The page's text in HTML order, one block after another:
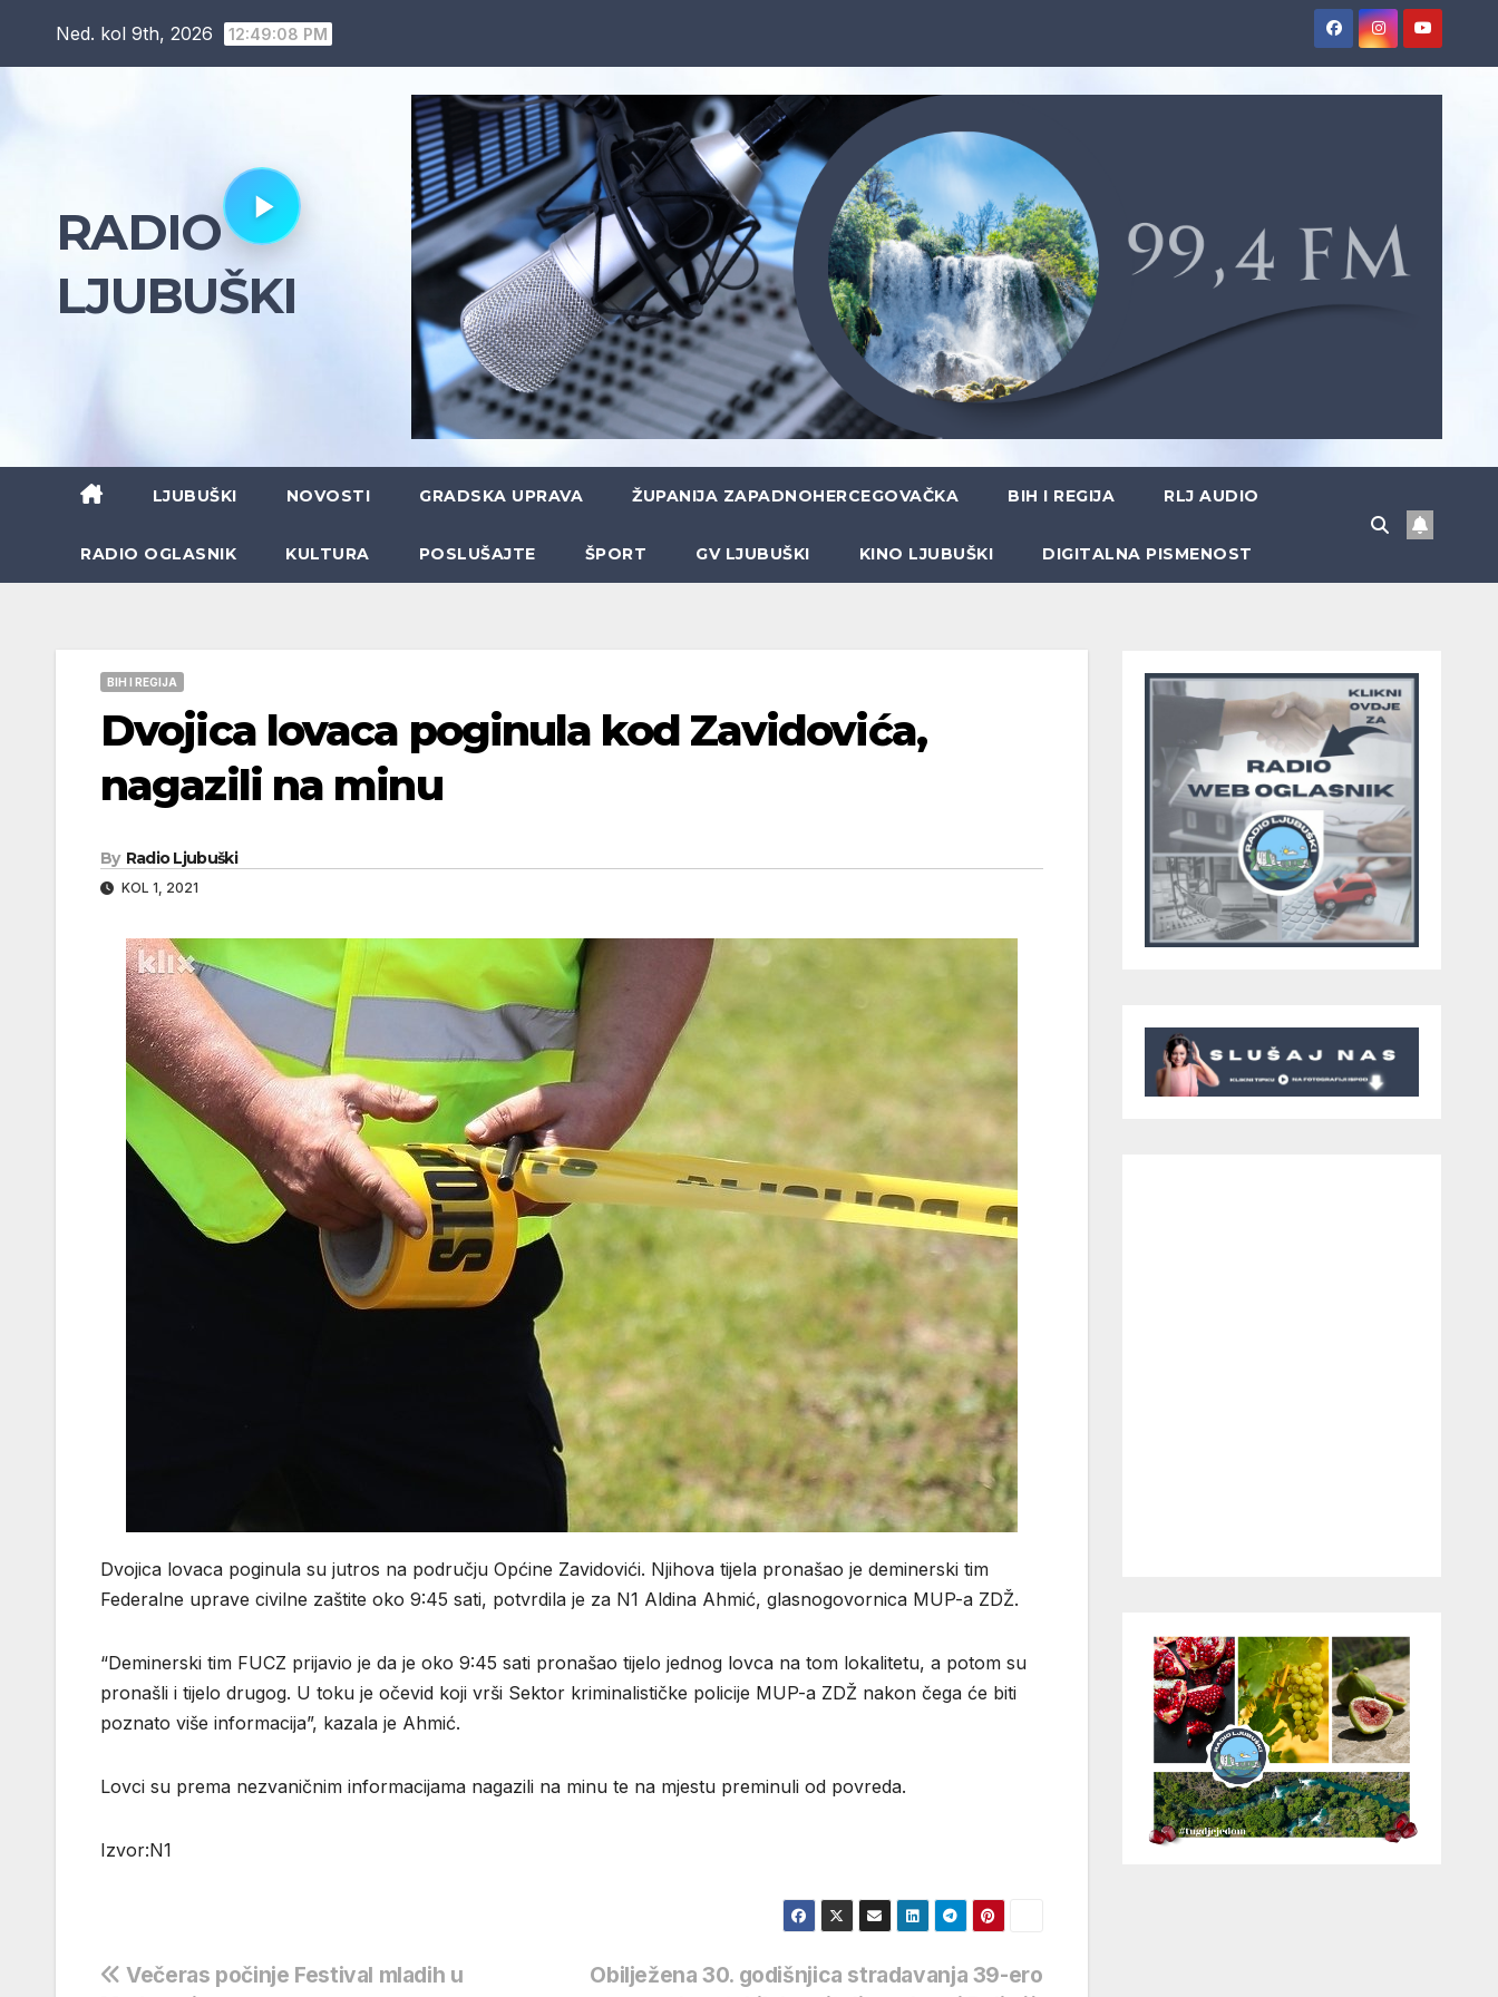
Ned. kol 9th, 2026 12:49:10 PM
RADIO
LJUBUŠKI
LJUBUŠKI NOVOSTI GRADSKA UPRAVA ŽUPANIJA ZAPADNOHERCEGOVAČKA BIH I REGIJA RLJ AUDIO
RADIO OGLASNIK KULTURA POSLUŠAJTE ŠPORT GV LJUBUŠKI KINO LJUBUŠKI DIGITALNA PISMENOST
BIH I REGIJA
Dvojica lovaca poginula kod Zavidovića,
nagazili na minu
By Radio Ljubuški
KOL 1, 2021
Dvojica lovaca poginula su jutros na području Općine Zavidovići. Njihova tijela pronašao je deminerski tim
Federalne uprave civilne zaštite oko 9:45 sati, potvrdila je za N1 Aldina Ahmić, glasnogovornica MUP-a ZDŽ.
“Deminerski tim FUCZ prijavio je da je oko 9:45 sati pronašao tijelo jednog lovca na tom lokalitetu, a potom su
pronašli i tijelo drugog. U toku je očevid koji vrši Sektor kriminalističke policije MUP-a ZDŽ nakon čega će biti
poznato više informacija”, kazala je Ahmić.
Lovci su prema nezvaničnim informacijama nagazili na minu te na mjestu preminuli od povreda.
Izvor:N1
Navigacija
Obilježena 30. godišnjica stradavanja 39-ero
Večeras počinje Festival mladih u